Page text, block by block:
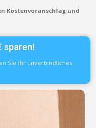
Kostenvoranschlag und
sparen!
Sie Ihr unverbindliches